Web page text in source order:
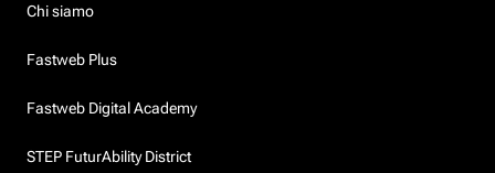
Chi siamo
Fastweb Plus
Fastweb Digital Academy
STEP FuturAbility District